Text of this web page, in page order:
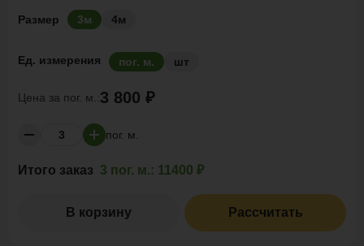
Размер 3м 4м
Ед. измерения пог. м. шт
Цена за пог. м.:3 800 ₽
пог. м.
Итого заказ 3 пог. м.: 11400 ₽
В корзину Рассчитать